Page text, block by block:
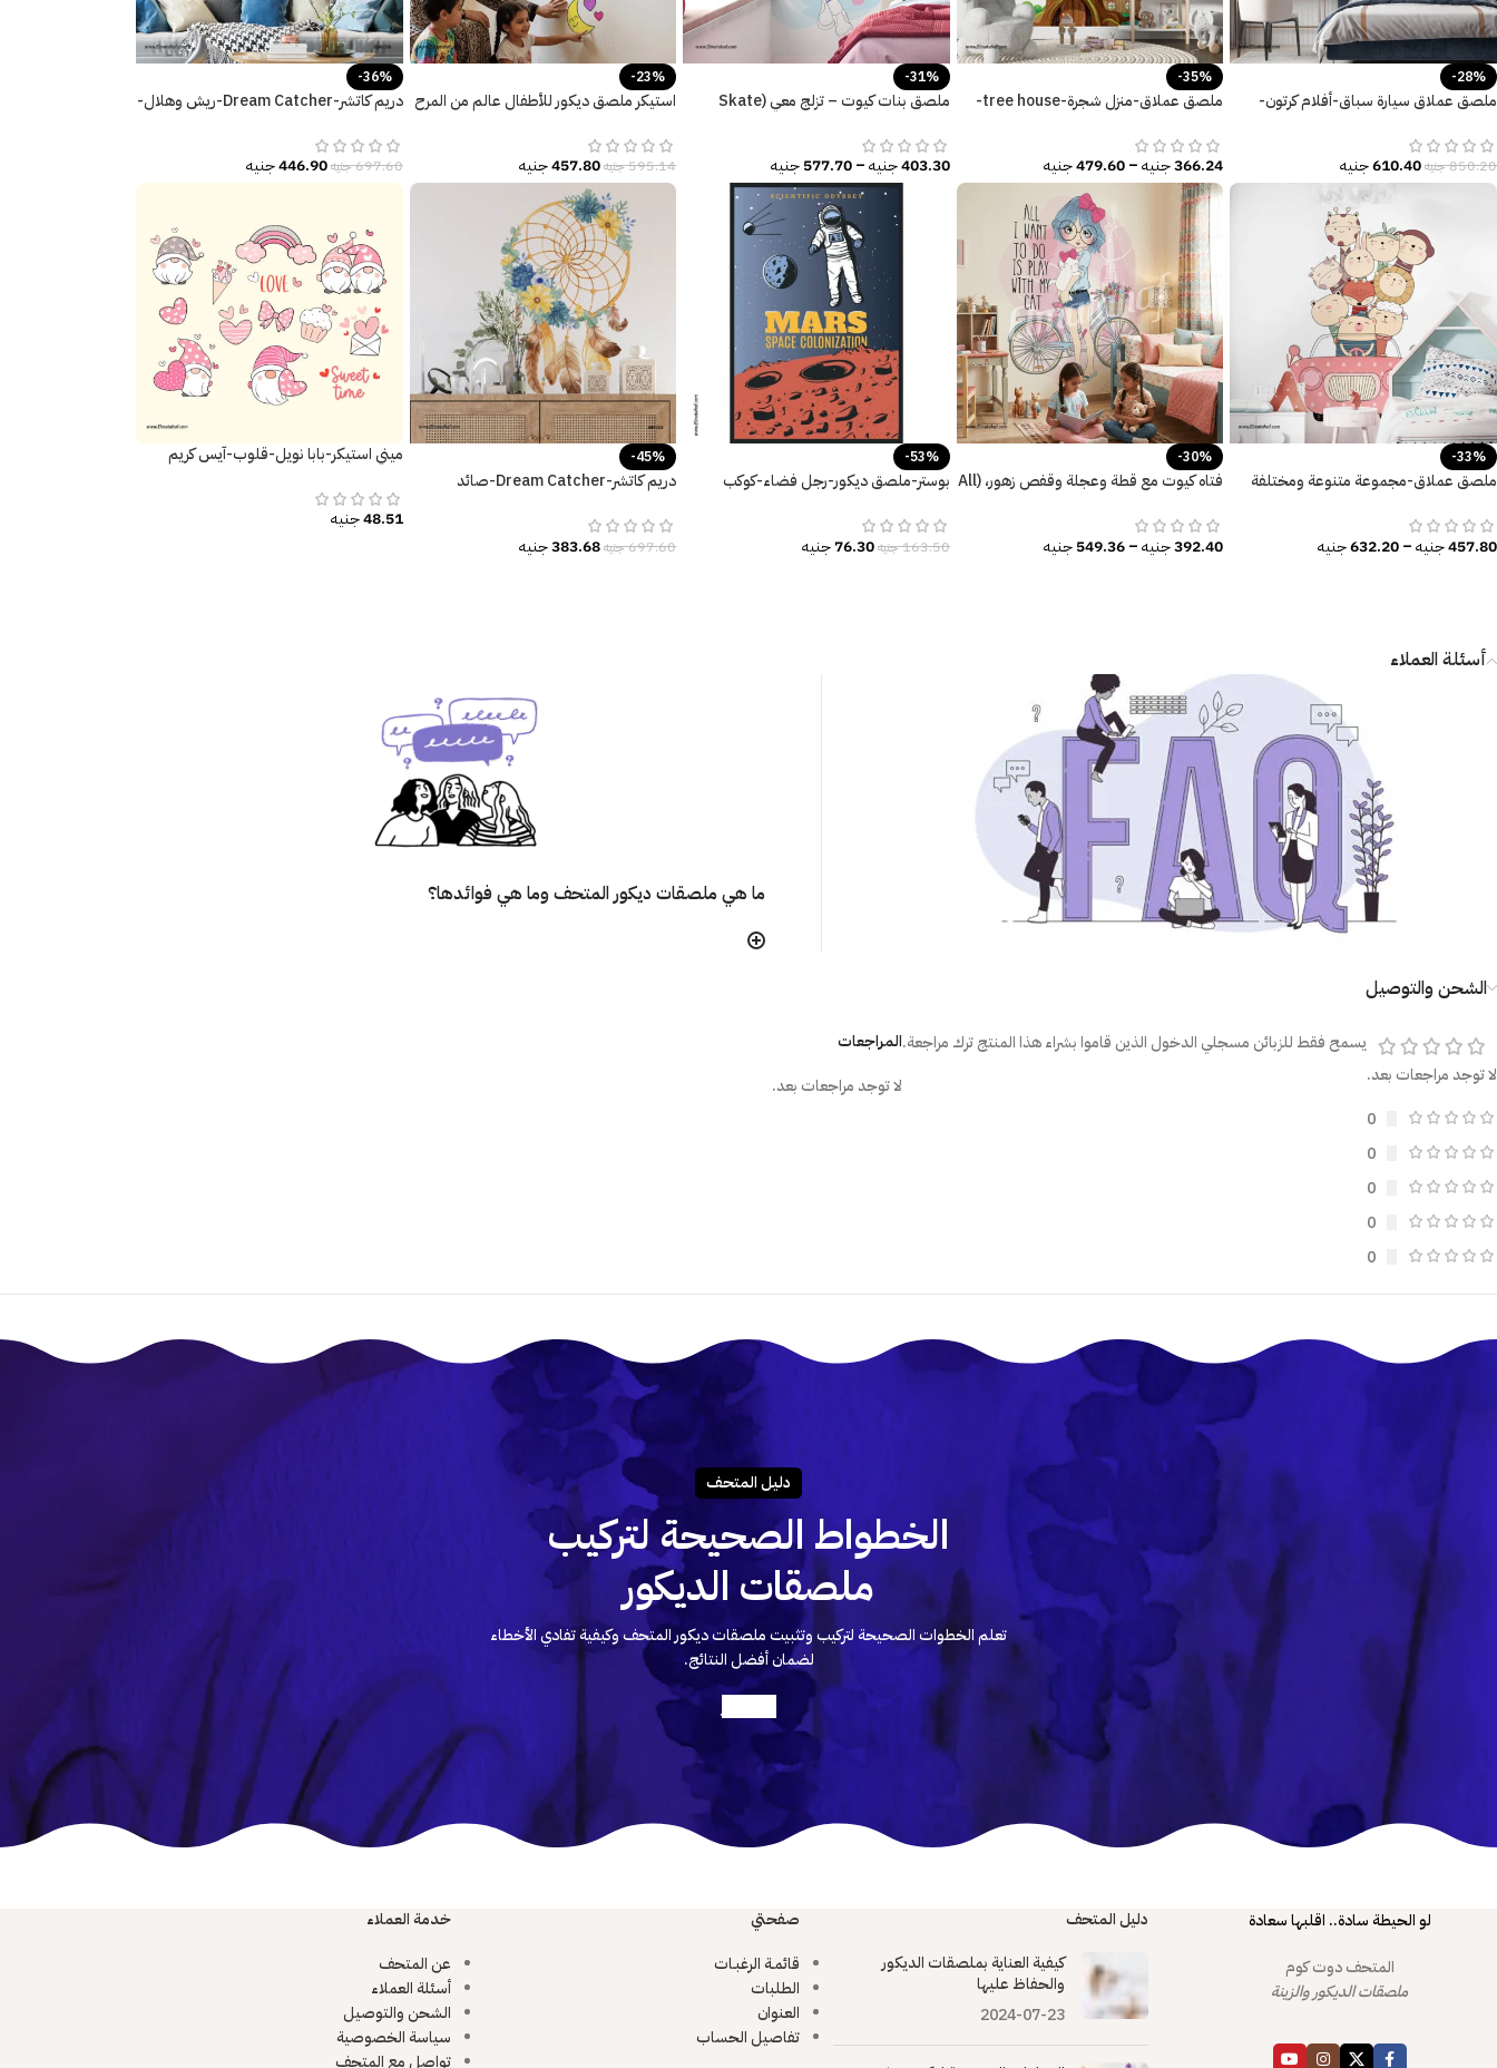
-28%
ملصق عملاق سيارة سباق-أفلام كرتون-
850.20جنيه610.40جنيه
-35%
ملصق عملاق-منزل شجرة-tree house-
366.24جنيه –
479.60جنيه
-31%
ملصق بنات كيوت – تزلج معي (Skate
403.30جنيه–
577.70جنيه
-23%
استيكر ملصق ديكور للأطفال عالم من المرح
595.14جنيه457.80جنيه
-36%
دريم كاتشر-Dream Catcher-ريش وهلال-
697.60جنيه446.90جنيه
-33%
ملصق عملاق-مجموعة متنوعة ومختلفة
457.80جنيه–
632.20جنيه
-30%
فتاه كيوت مع قطة وعجلة وقفص زهور، (All
392.40جنيه –
549.36جنيه
-53%
بوستر-ملصق ديكور-رجل فضاء-كوكب
163.50جنيه76.30جنيه
-45%
دريم كاتشر-Dream Catcher-صائد
697.60جنيه383.68جنيه
ميني استيكر-بابا نويل-قلوب-آيس كريم
48.51جنيه
أسئلة العملاء
ما هي ملصقات ديكور المتحف وما هي فوائدها؟
الشحن والتوصيل
لا توجد مراجعات بعد.
0
0
0
0
0
المراجعات
لا توجد مراجعات بعد.
يسمح فقط للزبائن مسجلي الدخول الذين قاموا بشراء هذا المنتج ترك مراجعة.
دليـل المتحـف
الخطواط الصحيحة لتركيب
ملصقات الديكور
تعلم الخطوات الصحيحة لتركيب وتثبيت ملصقات ديكور المتحف وكيفية تفادي الأخطاء
لضمان أفضل النتائج.
لو الحيطة سادة.. اقلبها سعادة
المتحف دوت كوم
ملصقات الديكور والزينة
دليل المتحف
كيفية العناية بملصقات الديكور
والحفاظ عليها
2024-07-23
صفحتي
قائمـة الرغبـات
الطلبات
العنوان
تفاصيل الحساب
خدمة العملاء
عن المتحف
أسئلة العملاء
الشحن والتوصيل
سياسة الخصوصية
تواصل مع المتحف